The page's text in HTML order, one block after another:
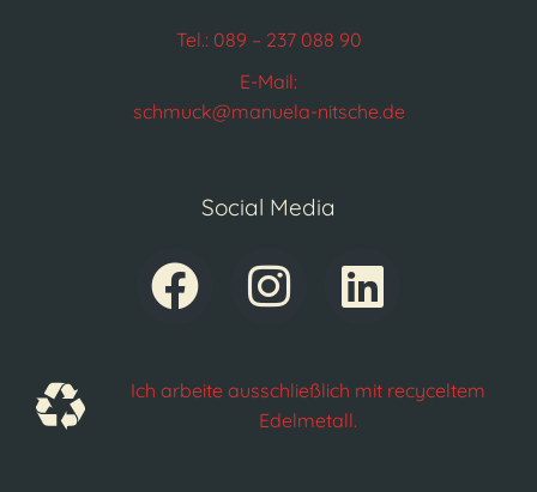
Tel.: 089 – 237 088 90
E-Mail:
schmuck@manuela-nitsche.de
Social Media
Ich arbeite ausschließlich mit recyceltem
Edelmetall.